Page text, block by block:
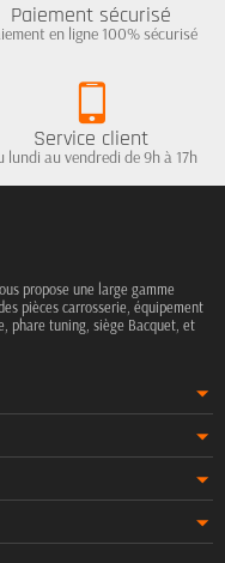
Paiement sécurisé
en ligne 100% sécurisé
Service client
lundi au vendredi de 9h à 17h
propose une large gamme
pièces carrosserie, équipement
phare tuning, siège Bacquet, et